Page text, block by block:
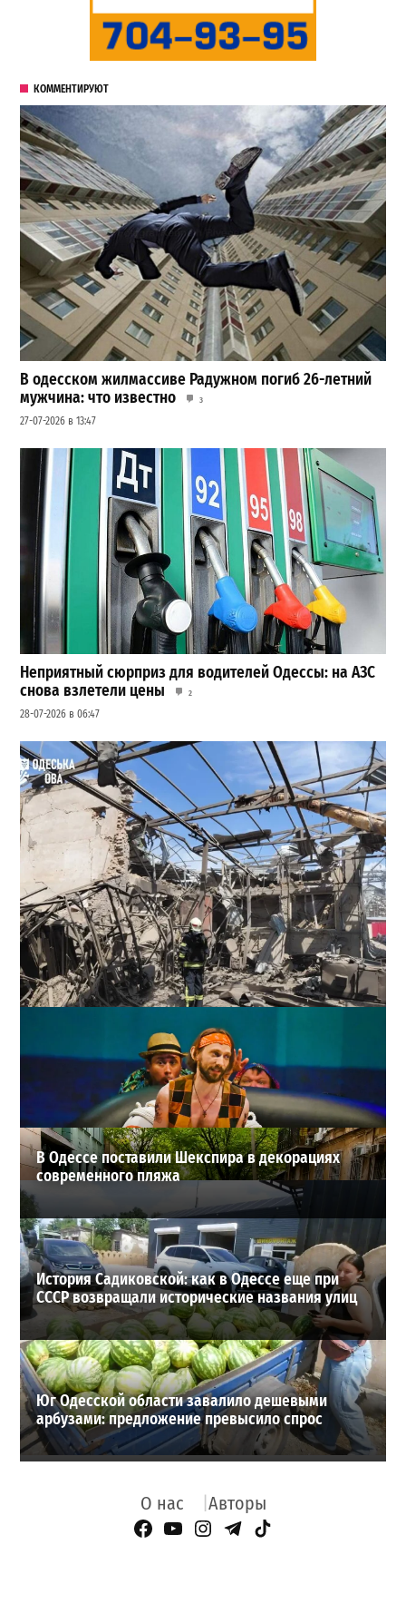
КОММЕНТИРУЮТ
В одесском жилмассиве Радужном погиб 26-летний
мужчина: что известно
3
27-07-2026 в 13:47
Неприятный сюрприз для водителей Одессы: на АЗС
снова взлетели цены
2
28-07-2026 в 06:47
В Одессе выросло число пострадавших после атаки
реактивных дронов (фото)
2
ВИБОР РЕДАКЦИИ
В Одессе поставили Шекспира в декорациях
современного пляжа
История Садиковской: как в Одессе еще при
СССР возвращали исторические названия улиц
Юг Одесской области завалило дешевыми
арбузами: предложение превысило спрос
О нас Авторы
Facebook Page
YouTube
Instagram
Telegram
TikTok